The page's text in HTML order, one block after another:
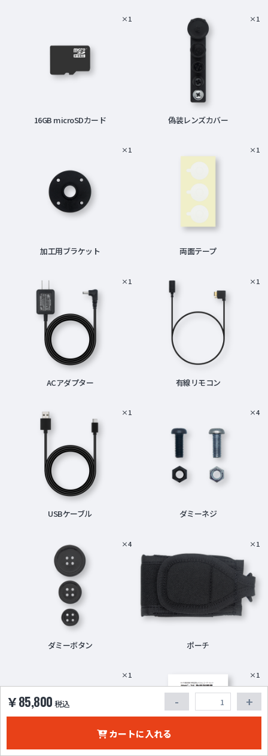
￥85,800 税込
カートに入れる
×1
16GB microSDカード
×1
偽装レンズカバー
×1
加工用ブラケット
×1
両面テープ
×1
ACアダプター
×1
有線リモコン
×1
USBケーブル
×4
ダミーネジ
×4
ダミーボタン
×1
ポーチ
×1 ×1